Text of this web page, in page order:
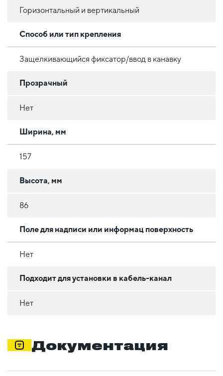
Горизонтальный и вертикальный
Способ или тип крепления
Защелкивающийся фиксатор/ввод в канавку
Прозрачный
Нет
Ширина, мм
157
Высота, мм
86
Поле для надписи или информац поверхность
Нет
Подходит для установки в кабель-канал
Нет
Документация